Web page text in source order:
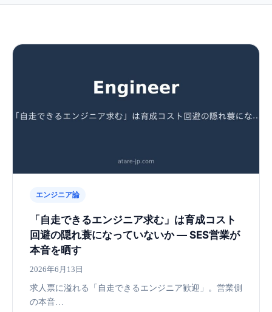
エンジニア論
「自走できるエンジニア求む」は育成コスト
回避の隠れ蓑になっていないか ― SES営業が
本音を晒す
2026年6月13日
求人票に溢れる「自走できるエンジニア歓迎」。営業側
の本音…